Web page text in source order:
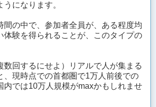
になります。
間の中で、参加者全員が、ある程度均
体験を得られることが、このタイプの
数回するにせよ）リアルで人が集まる
、現時点での首都圏で1万人前後での
内では10万人規模がmaxかもしれませ